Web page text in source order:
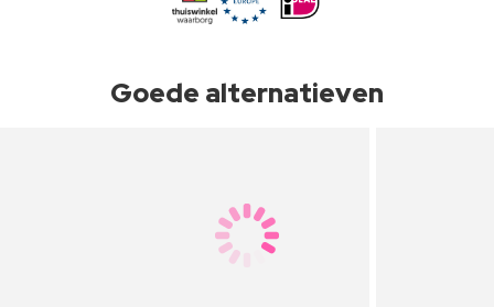
Goede alternatieven